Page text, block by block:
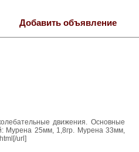
Добавить объявление
движения. Основные
Мурена 25мм, 1,8гр. Мурена 33мм,
url]